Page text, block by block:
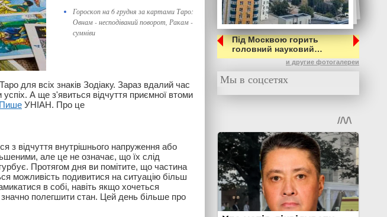
Гороскоп на 6 грудня за картами Таро:
Овнам - несподіваний поворот, Ракам -
сумніви
для всіх знаків Зодіаку. Зараз вдалий час
А ще з'явиться відчуття приємної втоми
Пише УНІАН. Про це
з відчуття внутрішнього напруження або
але це не означає, що їх слід
Протягом дня ви помітите, що частина
можливість подивитися на ситуацію більш
в собі, навіть якщо хочеться
полегшити стан. Цей день більше про
Під Москвою горить
головний науковий…
и другие фотогалереи
Мы в соцсетях